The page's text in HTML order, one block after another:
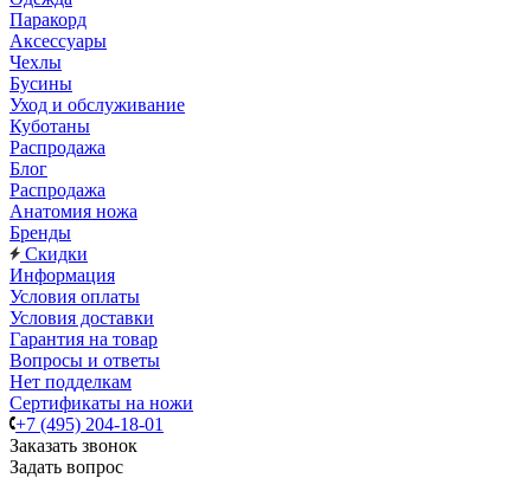
Паракорд
Аксессуары
Чехлы
Бусины
Уход и обслуживание
Куботаны
Распродажа
Блог
Распродажа
Анатомия ножа
Бренды
Скидки
Информация
Условия оплаты
Условия доставки
Гарантия на товар
Вопросы и ответы
Нет подделкам
Сертификаты на ножи
+7 (495) 204-18-01
Заказать звонок
Задать вопрос